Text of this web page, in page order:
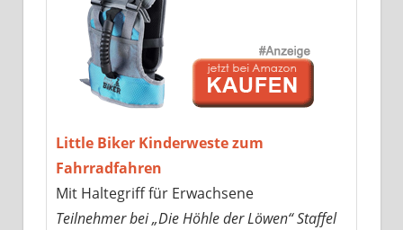
Little Biker Kinderweste zum
Fahrradfahren
Mit Haltegriff für Erwachsene
Teilnehmer bei „Die Höhle der Löwen“ Staffel